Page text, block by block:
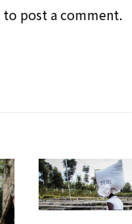
to post a comment.